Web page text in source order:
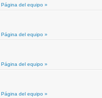
Página del equipo »
Página del equipo »
Página del equipo »
Página del equipo »